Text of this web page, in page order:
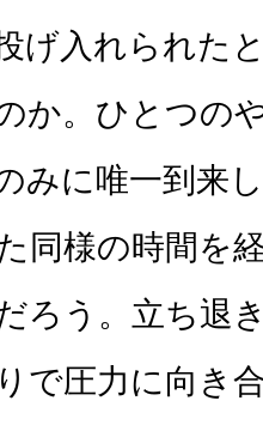
げ入れられた
か。ひとつの
みに唯一到来
同様の時間を
ろう。立ち退
で圧力に向き